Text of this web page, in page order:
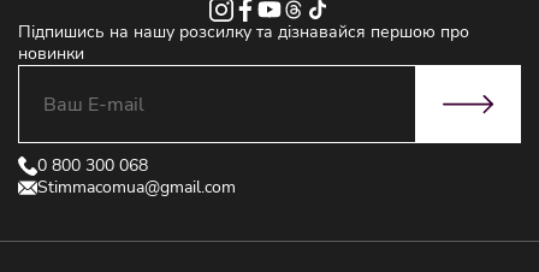
Підпишись на нашу розсилку та дізнавайся першою про
новинки
0 800 300 068
Stimmacomua@gmail.com